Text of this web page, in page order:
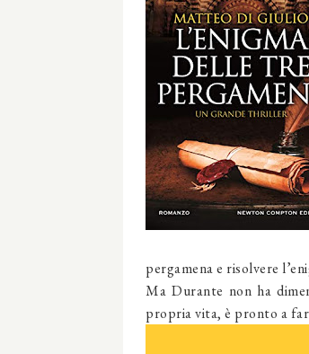
pergame­na e risolvere
Ma Durante non ha
propria vita, è pronto a